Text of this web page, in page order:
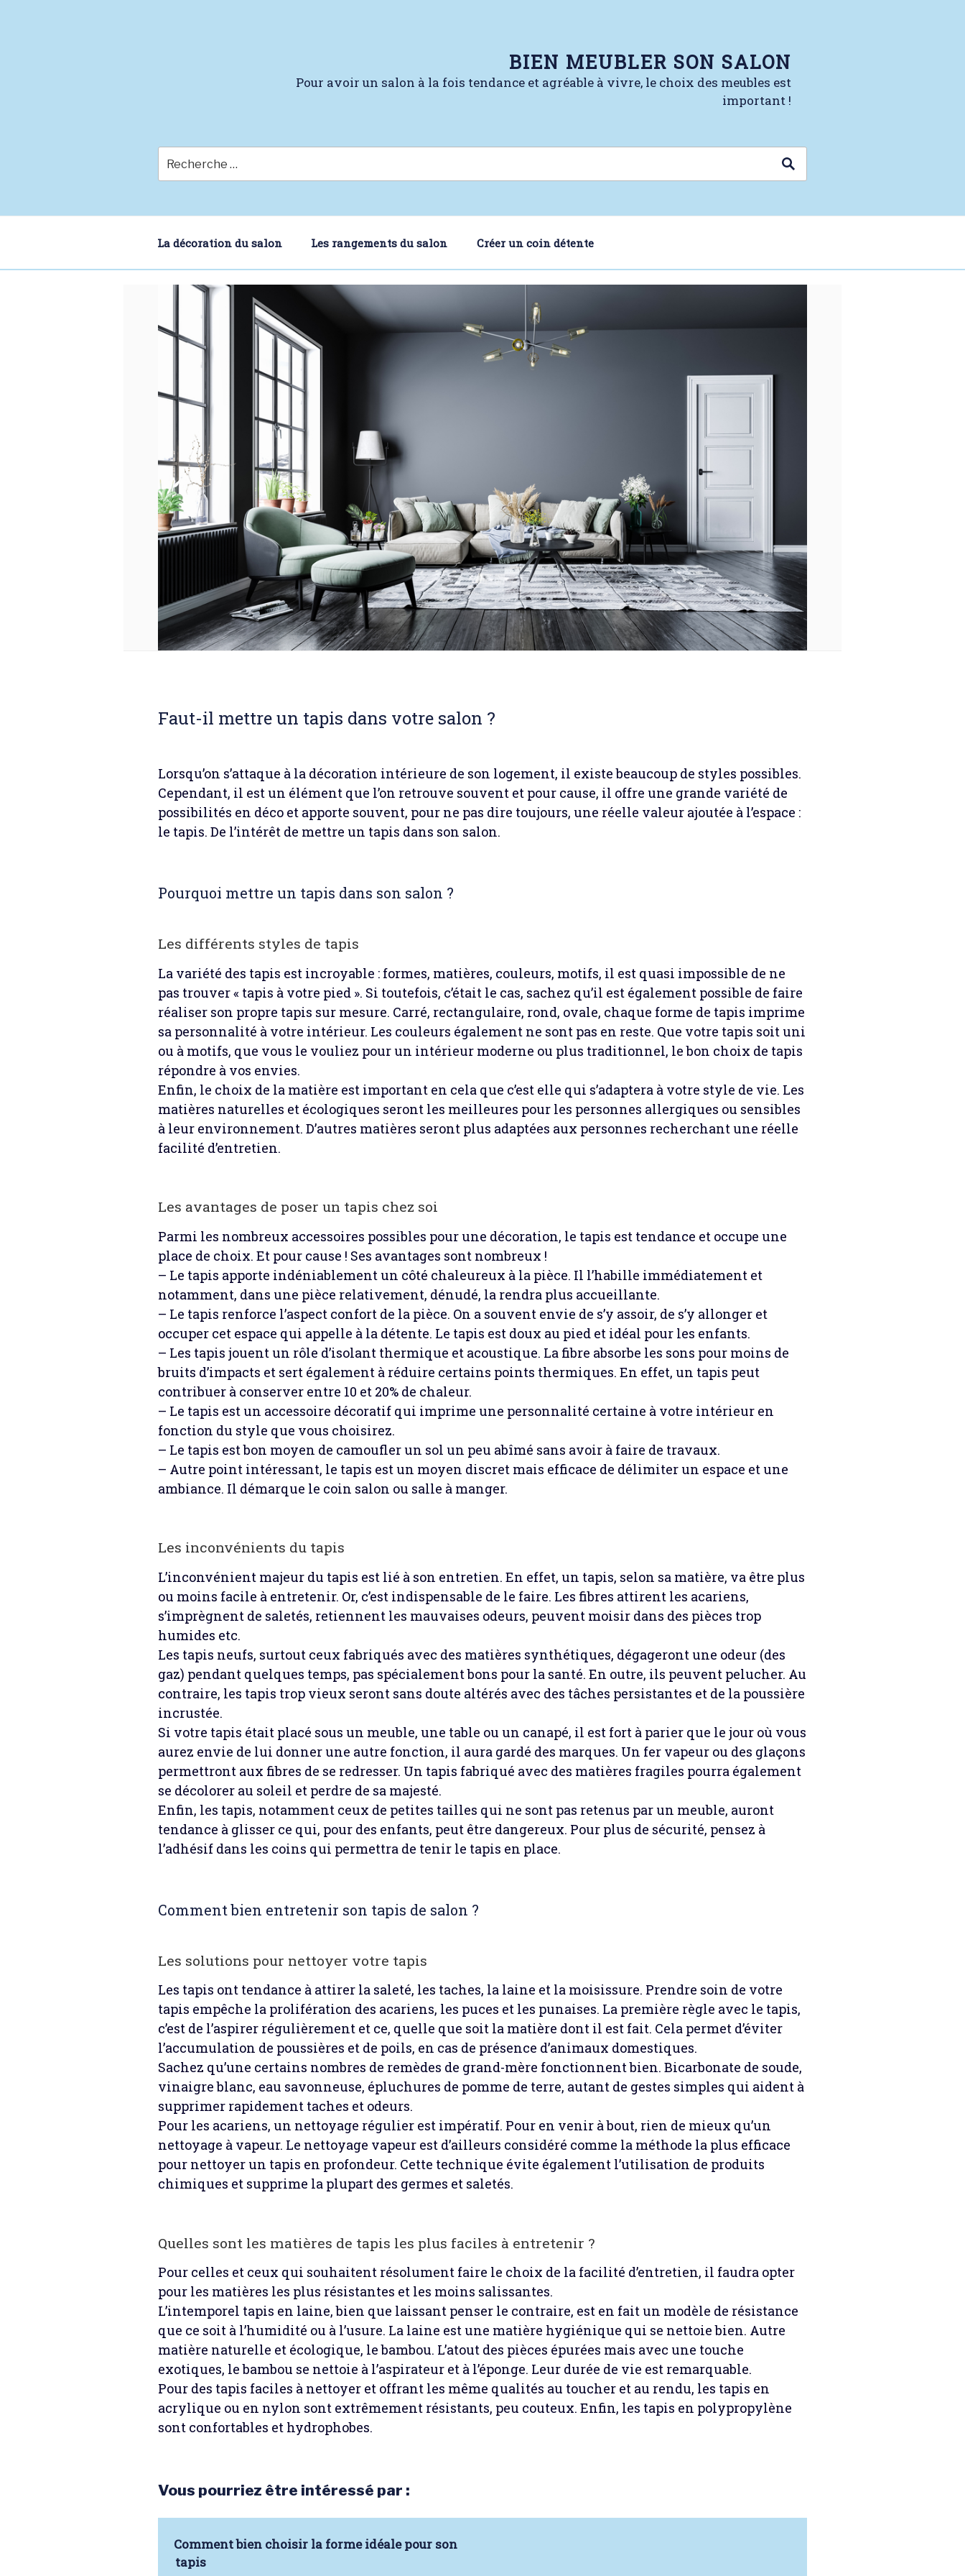
BIEN MEUBLER SON SALON
Pour avoir un salon à la fois tendance et agréable à vivre, le choix des meubles est
important !
La décoration du salon Les rangements du salon Créer un coin détente
Faut-il mettre un tapis dans votre salon ?
Lorsqu’on s’attaque à la décoration intérieure de son logement, il existe beaucoup de styles possibles.
Cependant, il est un élément que l’on retrouve souvent et pour cause, il offre une grande variété de
possibilités en déco et apporte souvent, pour ne pas dire toujours, une réelle valeur ajoutée à l’espace :
le tapis. De l’intérêt de mettre un tapis dans son salon.
Pourquoi mettre un tapis dans son salon ?
Les différents styles de tapis
La variété des tapis est incroyable : formes, matières, couleurs, motifs, il est quasi impossible de ne
pas trouver « tapis à votre pied ». Si toutefois, c’était le cas, sachez qu’il est également possible de faire
réaliser son propre tapis sur mesure. Carré, rectangulaire, rond, ovale, chaque forme de tapis imprime
sa personnalité à votre intérieur. Les couleurs également ne sont pas en reste. Que votre tapis soit uni
ou à motifs, que vous le vouliez pour un intérieur moderne ou plus traditionnel, le bon choix de tapis
répondre à vos envies.
Enfin, le choix de la matière est important en cela que c’est elle qui s’adaptera à votre style de vie. Les
matières naturelles et écologiques seront les meilleures pour les personnes allergiques ou sensibles
à leur environnement. D’autres matières seront plus adaptées aux personnes recherchant une réelle
facilité d’entretien.
Les avantages de poser un tapis chez soi
Parmi les nombreux accessoires possibles pour une décoration, le tapis est tendance et occupe une
place de choix. Et pour cause ! Ses avantages sont nombreux !
– Le tapis apporte indéniablement un côté chaleureux à la pièce. Il l’habille immédiatement et
notamment, dans une pièce relativement, dénudé, la rendra plus accueillante.
– Le tapis renforce l’aspect confort de la pièce. On a souvent envie de s’y assoir, de s’y allonger et
occuper cet espace qui appelle à la détente. Le tapis est doux au pied et idéal pour les enfants.
– Les tapis jouent un rôle d’isolant thermique et acoustique. La fibre absorbe les sons pour moins de
bruits d’impacts et sert également à réduire certains points thermiques. En effet, un tapis peut
contribuer à conserver entre 10 et 20% de chaleur.
– Le tapis est un accessoire décoratif qui imprime une personnalité certaine à votre intérieur en
fonction du style que vous choisirez.
– Le tapis est bon moyen de camoufler un sol un peu abîmé sans avoir à faire de travaux.
– Autre point intéressant, le tapis est un moyen discret mais efficace de délimiter un espace et une
ambiance. Il démarque le coin salon ou salle à manger.
Les inconvénients du tapis
L’inconvénient majeur du tapis est lié à son entretien. En effet, un tapis, selon sa matière, va être plus
ou moins facile à entretenir. Or, c’est indispensable de le faire. Les fibres attirent les acariens,
s’imprègnent de saletés, retiennent les mauvaises odeurs, peuvent moisir dans des pièces trop
humides etc.
Les tapis neufs, surtout ceux fabriqués avec des matières synthétiques, dégageront une odeur (des
gaz) pendant quelques temps, pas spécialement bons pour la santé. En outre, ils peuvent pelucher. Au
contraire, les tapis trop vieux seront sans doute altérés avec des tâches persistantes et de la poussière
incrustée.
Si votre tapis était placé sous un meuble, une table ou un canapé, il est fort à parier que le jour où vous
aurez envie de lui donner une autre fonction, il aura gardé des marques. Un fer vapeur ou des glaçons
permettront aux fibres de se redresser. Un tapis fabriqué avec des matières fragiles pourra également
se décolorer au soleil et perdre de sa majesté.
Enfin, les tapis, notamment ceux de petites tailles qui ne sont pas retenus par un meuble, auront
tendance à glisser ce qui, pour des enfants, peut être dangereux. Pour plus de sécurité, pensez à
l’adhésif dans les coins qui permettra de tenir le tapis en place.
Comment bien entretenir son tapis de salon ?
Les solutions pour nettoyer votre tapis
Les tapis ont tendance à attirer la saleté, les taches, la laine et la moisissure. Prendre soin de votre
tapis empêche la prolifération des acariens, les puces et les punaises. La première règle avec le tapis,
c’est de l’aspirer régulièrement et ce, quelle que soit la matière dont il est fait. Cela permet d’éviter
l’accumulation de poussières et de poils, en cas de présence d’animaux domestiques.
Sachez qu’une certains nombres de remèdes de grand-mère fonctionnent bien. Bicarbonate de soude,
vinaigre blanc, eau savonneuse, épluchures de pomme de terre, autant de gestes simples qui aident à
supprimer rapidement taches et odeurs.
Pour les acariens, un nettoyage régulier est impératif. Pour en venir à bout, rien de mieux qu’un
nettoyage à vapeur. Le nettoyage vapeur est d’ailleurs considéré comme la méthode la plus efficace
pour nettoyer un tapis en profondeur. Cette technique évite également l’utilisation de produits
chimiques et supprime la plupart des germes et saletés.
Quelles sont les matières de tapis les plus faciles à entretenir ?
Pour celles et ceux qui souhaitent résolument faire le choix de la facilité d’entretien, il faudra opter
pour les matières les plus résistantes et les moins salissantes.
L’intemporel tapis en laine, bien que laissant penser le contraire, est en fait un modèle de résistance
que ce soit à l’humidité ou à l’usure. La laine est une matière hygiénique qui se nettoie bien. Autre
matière naturelle et écologique, le bambou. L’atout des pièces épurées mais avec une touche
exotiques, le bambou se nettoie à l’aspirateur et à l’éponge. Leur durée de vie est remarquable.
Pour des tapis faciles à nettoyer et offrant les même qualités au toucher et au rendu, les tapis en
acrylique ou en nylon sont extrêmement résistants, peu couteux. Enfin, les tapis en polypropylène
sont confortables et hydrophobes.
Vous pourriez être intéressé par :
Comment bien choisir la forme idéale pour son
tapis